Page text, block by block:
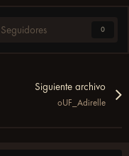
Seguidores 0
Siguiente archivo
oUF_Adirelle